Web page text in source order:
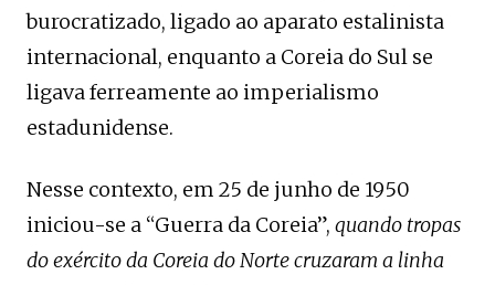
burocratizado, ligado ao aparato estalinista
internacional, enquanto a Coreia do Sul se
ligava ferreamente ao imperialismo
estadunidense.
Nesse contexto, em 25 de junho de 1950
iniciou-se a “Guerra da Coreia”, quando tropas
do exército da Coreia do Norte cruzaram a linha